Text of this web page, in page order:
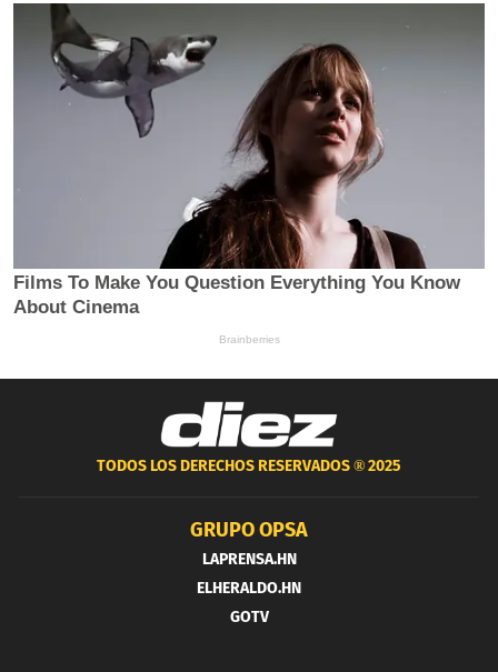
TODOS LOS DERECHOS RESERVADOS ®2025
GRUPO OPSA
LAPRENSA.HN
ELHERALDO.HN
GOTV